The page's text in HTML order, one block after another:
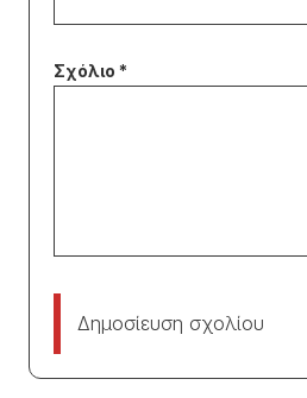
Δημοσίευση σχολίου